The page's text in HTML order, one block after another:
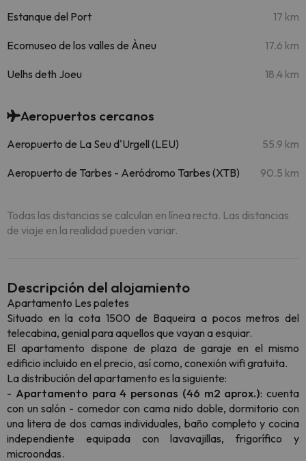
Estanque del Port 17 km
Ecomuseo de los valles de Àneu 17.6 km
Uelhs deth Joeu 18.4 km
Aeropuertos cercanos
Aeropuerto de La Seu d'Urgell (LEU) 55.9 km
Aeropuerto de Tarbes - Aeródromo Tarbes (XTB) 90.5 km
Todas las distancias se calculan en línea recta. Las distancias
de viaje en la realidad pueden variar.
Descripción del alojamiento
Apartamento Les paletes
Situado en la cota 1500 de Baqueira a pocos metros del
telecabina, genial para aquellos que vayan a esquiar.
El apartamento dispone de plaza de garaje en el mismo
edificio incluido en el precio, así como, conexión wifi gratuita.
La distribución del apartamento es la siguiente:
- Apartamento para 4 personas (46 m2 aprox.): cuenta
con un salón - comedor con cama nido doble, dormitorio con
una litera de dos camas individuales, baño completo y cocina
independiente equipada con lavavajillas, frigorífico y
microondas.